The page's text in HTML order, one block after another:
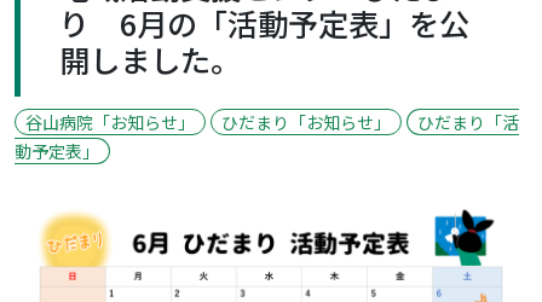
り 6月の「活動予定表」を公
開しました。
谷山病院「お知らせ」 ひだまり「お知らせ」
ひだまり「活
動予定表」